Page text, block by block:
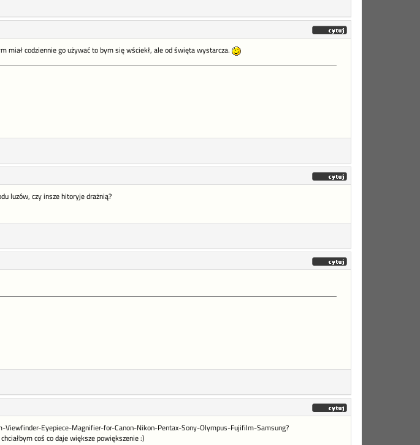
miał codziennie go używać to bym się wściekł, ale od święta wystarcza.
luzów, czy insze hitoryje drażnią?
Eyepiece-Magnifier-for-Canon-Nikon-Pentax-Sony-Olympus-Fujifilm-Samsung?
coś co daje większe powiększenie :)